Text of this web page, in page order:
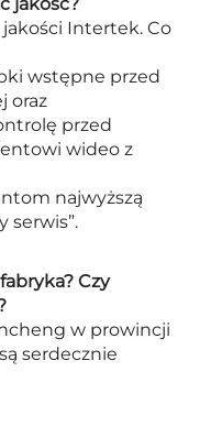
jakości Intertek. Co
wstępne przed
oraz
przed
wideo z
najwyższą
serwis”.
Czy
w prowincji
serdecznie